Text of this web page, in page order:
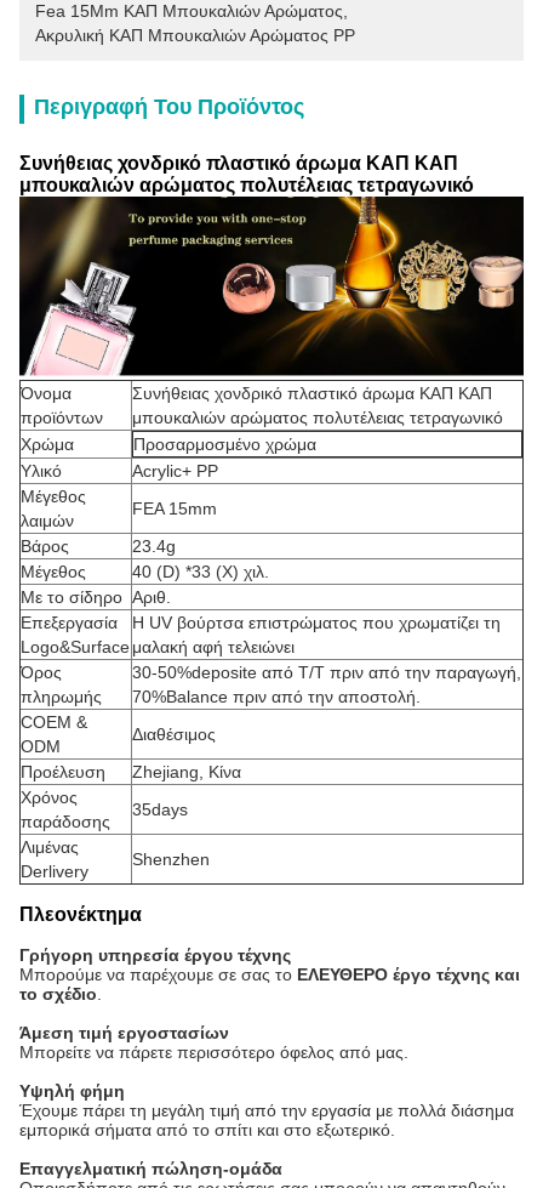
Fea 15Mm ΚΑΠ Μπουκαλιών Αρώματος
Ακρυλική ΚΑΠ Μπουκαλιών Αρώματος PP
Περιγραφή Του Προϊόντος
Συνήθειας χονδρικό πλαστικό άρωμα ΚΑΠ ΚΑΠ
μπουκαλιών αρώματος πολυτέλειας τετραγωνικό
Όνομα
προϊόντων
Συνήθειας χονδρικό πλαστικό άρωμα ΚΑΠ ΚΑΠ
μπουκαλιών αρώματος πολυτέλειας τετραγωνικό
Χρώμα
Προσαρμοσμένο χρώμα
Υλικό
Acrylic+ PP
Μέγεθος
λαιμών
FEA 15mm
Βάρος
23.4g
Μέγεθος
40 (D) *33 (Χ) χιλ.
Με το σίδηρο Αριθ.
Επεξεργασία
Logo&Surface
Η UV βούρτσα επιστρώματος που χρωματίζει τη
μαλακή αφή τελειώνει
Όρος
πληρωμής
30-50%deposite από T/T πριν από την παραγωγή,
70%Balance πριν από την αποστολή.
COEM &
ODM
Διαθέσιμος
Προέλευση
Zhejiang, Κίνα
Χρόνος
παράδοσης
35days
Λιμένας
Derlivery
Shenzhen
Πλεονέκτημα
Γρήγορη υπηρεσία έργου τέχνης
Μπορούμε να παρέχουμε σε σας το ΕΛΕΥΘΕΡΟ έργο τέχνης και
το σχέδιο
Άμεση τιμή εργοστασίων
Μπορείτε να πάρετε περισσότερο όφελος από μας.
Υψηλή φήμη
Έχουμε πάρει τη μεγάλη τιμή από την εργασία με πολλά διάσημα
εμπορικά σήματα από το σπίτι και στο εξωτερικό.
Επαγγελματική πώληση-ομάδα